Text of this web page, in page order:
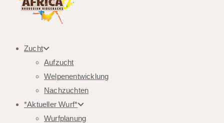
Zucht
Aufzucht
Welpenentwicklung
Nachzuchten
*Aktueller Wurf*
Wurfplanung